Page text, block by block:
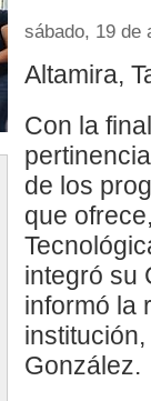
sábado, 19 de
Altamira,
Con la
de los
que
integró su
informó la
González.